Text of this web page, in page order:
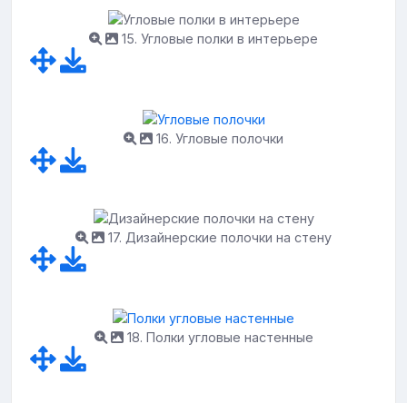
15. Угловые полки в интерьере
16. Угловые полочки
17. Дизайнерские полочки на стену
18. Полки угловые настенные